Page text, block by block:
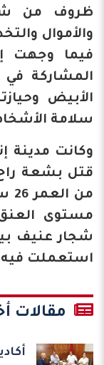
ظروف من
والأموال
فيما وجهت
المشاركة
الأبيض
سلامة
وكانت مدينة
قتل بشعة
مستوى
شجار عنيف
استعملت فيه
مقالات